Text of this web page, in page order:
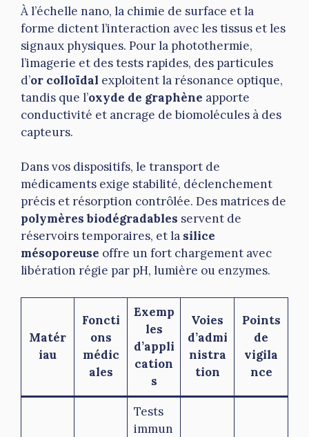
À l’échelle nano, la chimie de surface et la
forme dictent l’interaction avec les tissus et les
signaux physiques. Pour la photothermie,
l’imagerie et des tests rapides, des particules
d’or colloïdal exploitent la résonance optique,
tandis que l’oxyde de graphène apporte
conductivité et ancrage de biomolécules à des
capteurs.
Dans vos dispositifs, le transport de
médicaments exige stabilité, déclenchement
précis et résorption contrôlée. Des matrices de
polymères biodégradables servent de
réservoirs temporaires, et la silice
mésoporeuse offre un fort chargement avec
libération régie par pH, lumière ou enzymes.
Matér
iau
Foncti
ons
médic
ales
Exemp
les
d’appli
cation
s
Voies
d’admi
nistra
tion
Points
de
vigila
nce
Tests
immun